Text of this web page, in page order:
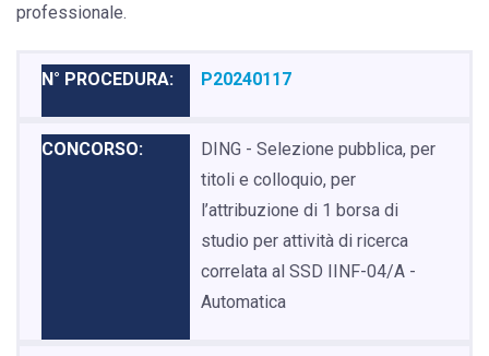
professionale.
P20240117
DING - Selezione pubblica, per
titoli e colloquio, per
l’attribuzione di 1 borsa di
studio per attività di ricerca
correlata al SSD IINF-04/A -
Automatica